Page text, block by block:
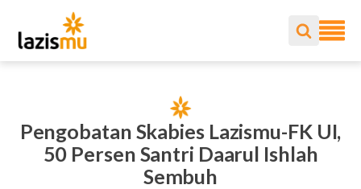
Pengobatan Skabies Lazismu-FK UI,
50 Persen Santri Daarul Ishlah
Sembuh